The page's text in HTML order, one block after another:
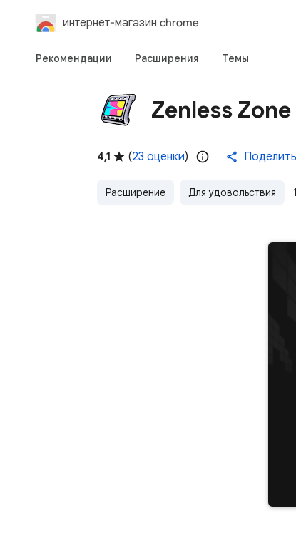
интернет-магазин chrome
Рекомендации Расширения Темы
Zenless
4,1 (23 оценки)
Расширение Для удовольствия